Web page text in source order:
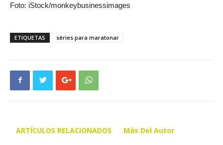
Foto: iStock/monkeybusinessimages
ETIQUETAS séries para maratonar
ARTÍCULOS RELACIONADOS Más Del Autor